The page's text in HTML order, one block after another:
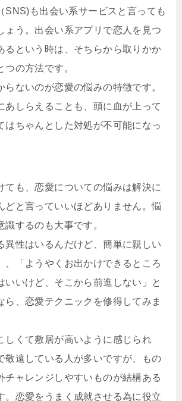
SNS)も出会い系サービスと言っても
ょう。出会い系アプリで恋人を見つ
るという時は、そちらから取りかか
つの方法です。
らないのが恋愛の悩みの特徴です。
あしらえることも、頭に血が上って
はちゃんとした対処が不可能になっ
ても、恋愛についての悩みは解決に
どと言っていいほどありません。悩
するのも大事です。
異性はいるんだけど、簡単に親しい
、「ようやくお出かけできるところ
いいけど、そこから前進しない」と
ら、恋愛テクニックを修得してみま
しくて敷居が高いように感じられ
敬遠している人が多いですが、もの
チャレンジしやすいものが結構ある
。恋愛をうまく成就させる為に役立